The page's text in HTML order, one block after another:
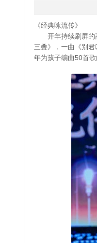
《经典咏流传》
开年持续刷屏的高
三叠》，一曲《别
年为孩子编曲50首